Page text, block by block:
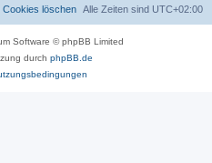
Alle Zeiten sind UTC+02:00
Cookies löschen
Software © phpBB Limited
durch phpBB.de